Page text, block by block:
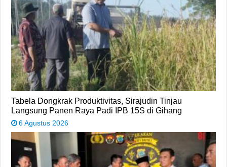
Tabela Dongkrak Produktivitas, Sirajudin Tinjau
Langsung Panen Raya Padi IPB 15S di Gihang
6 Agustus 2026